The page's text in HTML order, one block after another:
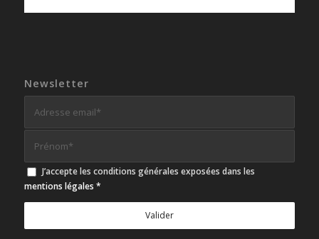
Newsletter
J’accepte les conditions générales exposées dans les
mentions légales *